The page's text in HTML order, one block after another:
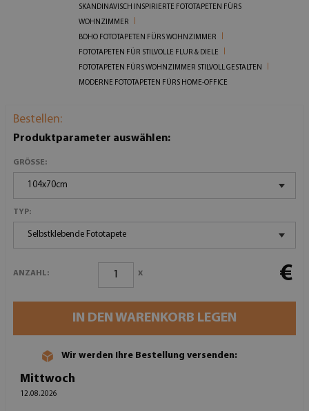
SKANDINAVISCH INSPIRIERTE FOTOTAPETEN FÜRS
WOHNZIMMER
BOHO FOTOTAPETEN FÜRS WOHNZIMMER
FOTOTAPETEN FÜR STILVOLLE FLUR & DIELE
FOTOTAPETEN FÜRS WOHNZIMMER STILVOLL GESTALTEN
MODERNE FOTOTAPETEN FÜRS HOME-OFFICE
Bestellen:
Produktparameter auswählen:
GRÖSSE:
104x70cm
TYP:
Selbstklebende Fototapete
ANZAHL: x €
IN DEN WARENKORB LEGEN
Wir werden Ihre Bestellung versenden:
Mittwoch
12.08.2026